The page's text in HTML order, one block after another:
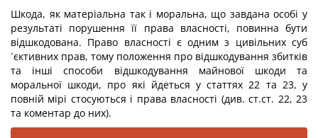
Шкода, як матеріальна так і моральна, що завдана особі у
результаті порушення її права власності, повинна бути
відшкодована. Право власності є одним з цивільних суб
´єктивних прав, тому положення про відшкодування збитків
та інші способи відшкодування майнової шкоди та
моральної шкоди, про які йдеться у статтях 22 та 23, у
повній мірі стосуються і права власності (див. ст.ст. 22, 23
та коментар до них).